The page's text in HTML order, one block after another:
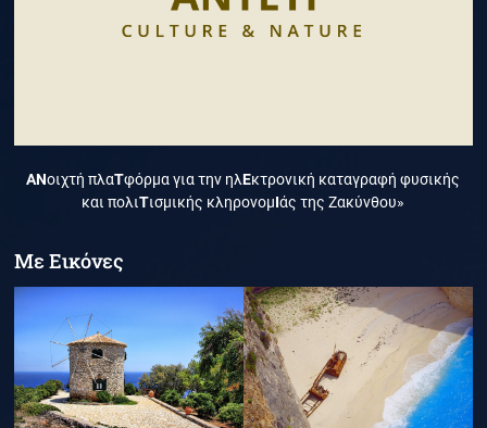
ΑΝοιχτή πλαΤφόρμα για την ηλΕκτρονική καταγραφή φυσικής
και πολιΤισμικής κληρονομΙάς της Ζακύνθου»
Με Εικόνες